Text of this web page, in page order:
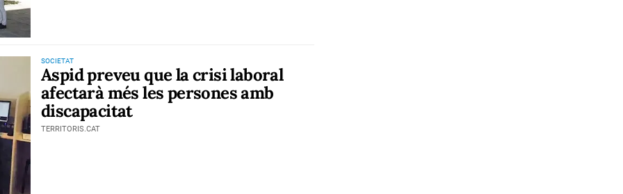
SOCIETAT
Aspid preveu que la crisi laboral
afectarà més les persones amb
discapacitat
TERRITORIS.CAT